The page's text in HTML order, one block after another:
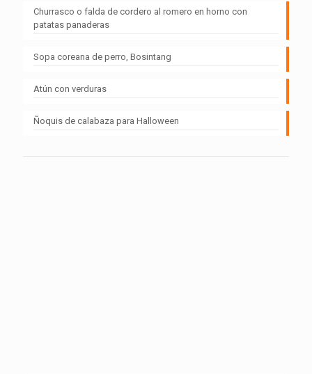
Churrasco o falda de cordero al romero en horno con
patatas panaderas
Sopa coreana de perro, Bosintang
Atún con verduras
Ñoquis de calabaza para Halloween